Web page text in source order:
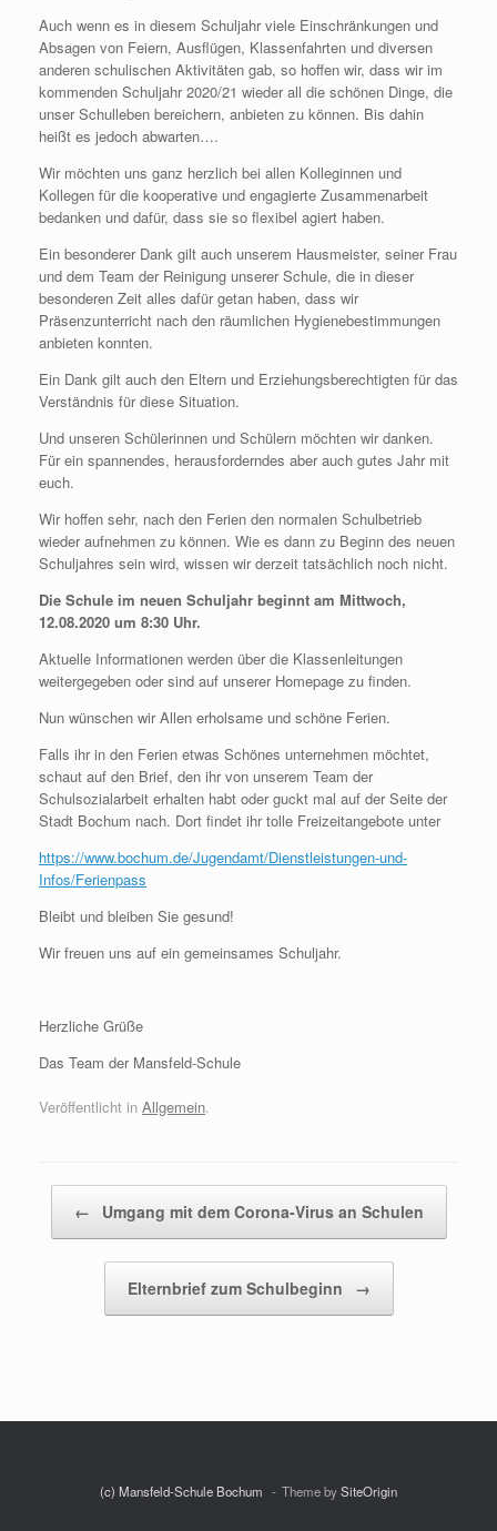
Auch wenn es in diesem Schuljahr viele Einschränkungen und
Absagen von Feiern, Ausflügen, Klassenfahrten und diversen
anderen schulischen Aktivitäten gab, so hoffen wir, dass wir im
kommenden Schuljahr 2020/21 wieder all die schönen Dinge, die
unser Schulleben bereichern, anbieten zu können. Bis dahin
heißt es jedoch abwarten….
Wir möchten uns ganz herzlich bei allen Kolleginnen und
Kollegen für die kooperative und engagierte Zusammenarbeit
bedanken und dafür, dass sie so flexibel agiert haben.
Ein besonderer Dank gilt auch unserem Hausmeister, seiner Frau
und dem Team der Reinigung unserer Schule, die in dieser
besonderen Zeit alles dafür getan haben, dass wir
Präsenzunterricht nach den räumlichen Hygienebestimmungen
anbieten konnten.
Ein Dank gilt auch den Eltern und Erziehungsberechtigten für das
Verständnis für diese Situation.
Und unseren Schülerinnen und Schülern möchten wir danken.
Für ein spannendes, herausforderndes aber auch gutes Jahr mit
euch.
Wir hoffen sehr, nach den Ferien den normalen Schulbetrieb
wieder aufnehmen zu können. Wie es dann zu Beginn des neuen
Schuljahres sein wird, wissen wir derzeit tatsächlich noch nicht.
Die Schule im neuen Schuljahr beginnt am Mittwoch,
12.08.2020 um 8:30 Uhr.
Aktuelle Informationen werden über die Klassenleitungen
weitergegeben oder sind auf unserer Homepage zu finden.
Nun wünschen wir Allen erholsame und schöne Ferien.
Falls ihr in den Ferien etwas Schönes unternehmen möchtet,
schaut auf den Brief, den ihr von unserem Team der
Schulsozialarbeit erhalten habt oder guckt mal auf der Seite der
Stadt Bochum nach. Dort findet ihr tolle Freizeitangebote unter
https://www.bochum.de/Jugendamt/Dienstleistungen-und-
Infos/Ferienpass
Bleibt und bleiben Sie gesund!
Wir freuen uns auf ein gemeinsames Schuljahr.
Herzliche Grüße
Das Team der Mansfeld-Schule
Veröffentlicht in Allgemein.
← Umgang mit dem Corona-Virus an Schulen
Elternbrief zum Schulbeginn →
(c) Mansfeld-Schule Bochum Theme bySiteOrigin